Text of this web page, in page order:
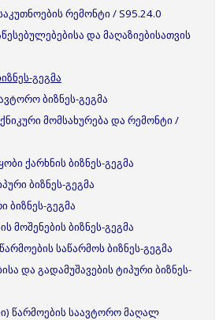
რემონტი / S95.24.0
და მაღაზიებისათვის
გეგმა
ბიზნეს-გეგმა
მომსახურება და რემონტი /
ქარხნის ბიზნეს-გეგმა
ბიზნეს-გეგმა
ბიზნეს-გეგმა
მოშენების ბიზნეს-გეგმა
საწარმოს ბიზნეს-გეგმა
და გადამუშავების ტიპური ბიზნეს-
წარმოების საავტორო მაღალ